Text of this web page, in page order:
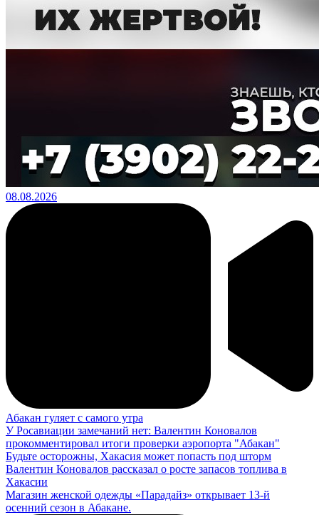
08.08.2026
Абакан гуляет с самого утра
У Росавиации замечаний нет: Валентин Коновалов
прокомментировал итоги проверки аэропорта "Абакан"
Будьте осторожны, Хакасия может попасть под шторм
Валентин Коновалов рассказал о росте запасов топлива в
Хакасии
Магазин женской одежды «Парадайз» открывает 13-й
осенний сезон в Абакане.